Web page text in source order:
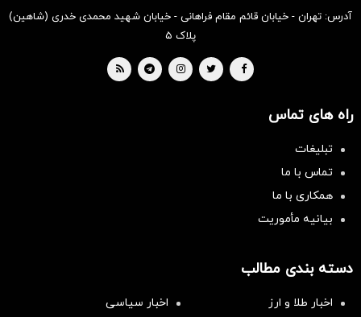
آدرس: تهران - خیابان قائم مقام فراهانی - خیابان شهید محمدی خدری (شاهین)
پلاک ۵
راه های تماس
تبلیغات
تماس با ما
همکاری با ما
بیانیه مأموریت
دسته بندی مطالب
اخبار طلا و ارز
اخبار سیاسی